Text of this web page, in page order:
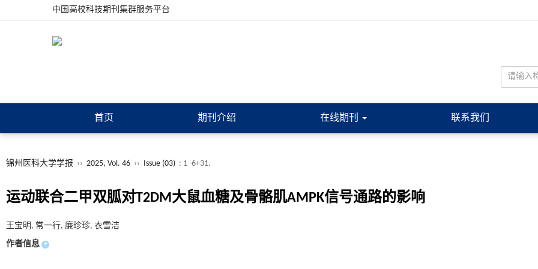
中国高校科技期刊集群服务平台
首页 期刊介绍 在线期刊 联系我们
锦州医科大学学报 ›› 2025, Vol. 46 ›› Issue (03) : 1 -6+31.
运动联合二甲双胍对T2DM大鼠血糖及骨骼肌AMPK信号通路的影响
王宝明, 常一行, 廉珍珍, 衣雪洁
作者信息 +